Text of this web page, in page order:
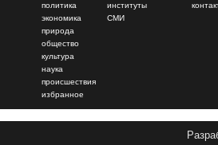
политика
экономика
природа
общество
культура
наука
происшествия
избранное
институты
СМИ